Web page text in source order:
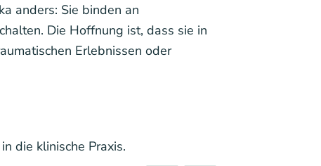
anders: Sie binden an
Die Hoffnung ist, dass sie in
Erlebnissen oder
die klinische Praxis.